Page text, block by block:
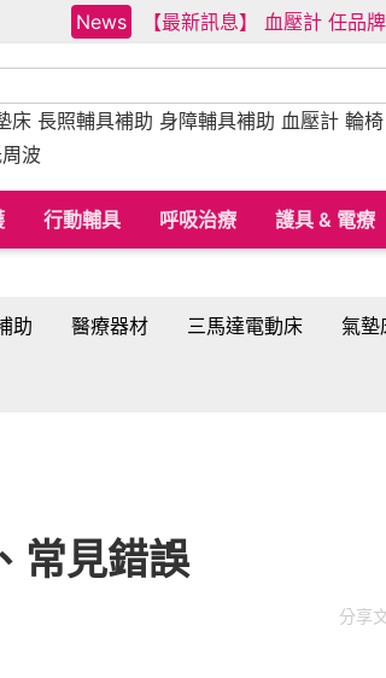
News 【最新訊息】 血壓計 任品
床 長照輔具補助 身障輔具補助 血壓計 輪
波
行動輔具 呼吸治療 護具 & 電療
助 醫療器材 三馬達電動床 氣墊
常見錯誤
分享